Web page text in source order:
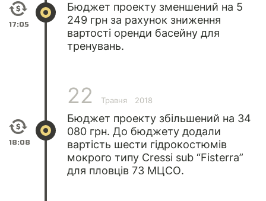
17:05
Бюджет проекту зменшений на 5
249 грн за рахунок зниження
вартості оренди басейну для
тренувань.
18:08
22 Травня 2018
Бюджет проекту збільшений на 34
080 грн. До бюджету додали
вартість шести гідрокостюмів
мокрого типу Cressi sub “Fisterra”
для пловців 73 МЦСО.